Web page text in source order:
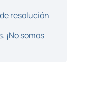
resolución
¡No somos